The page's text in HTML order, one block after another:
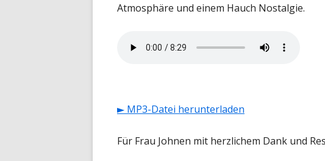
Atmosphäre und einem Hauch Nostalgie.
► MP3-Datei herunterladen
Für Frau Johnen mit herzlichem Dank und